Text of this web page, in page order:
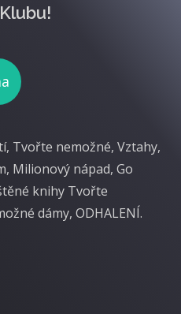
Tvořte nemožné, Vztahy,
Milionový nápad, Go
knihy Tvořte
dámy, ODHALENÍ.